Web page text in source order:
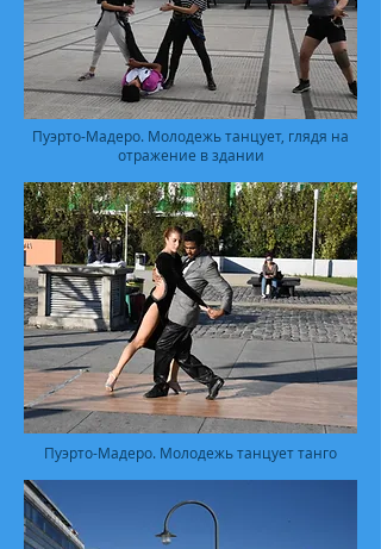
Пуэрто-Мадеро. Молодежь танцует, глядя на
отражение в здании
Пуэрто-Мадеро. Молодежь танцует танго